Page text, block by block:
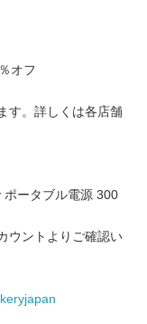
オフ
す。詳しくは各店舗
ータブル電源 300
ウントよりご確認い